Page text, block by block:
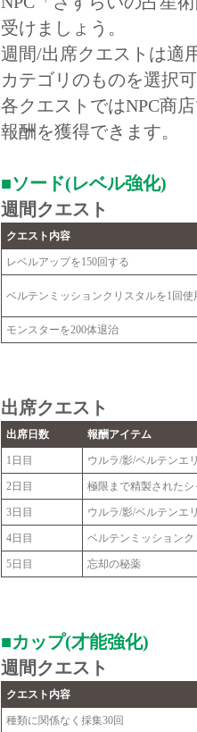
受けましょう。
週間/出席クエストは適
カテゴリのものを選択
各クエストではNPC商
報酬を獲得できます。
■ソード(レベル強化)
週間クエスト
クエスト内容
レベルアップを150回する
ベルテンミッションクリスタルを1回使
モンスターを200体退治
出席クエスト
出席日数 報酬アイテム
1日目 ウルラ/影/ベルテンエ
2日目 極限まで精製された
3日目 ウルラ/影/ベルテンエ
4日目 ベルテンミッションク
5日目 忘却の秘薬
■カップ(才能強化)
週間クエスト
クエスト内容
種類に関係なく採集30回